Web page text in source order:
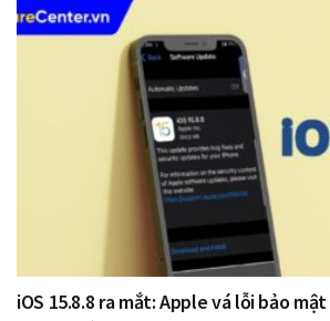
iOS 15.8.8 ra mắt: Apple vá lỗi bảo